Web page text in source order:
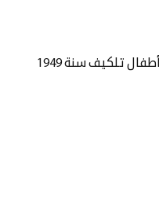
تلكيف سنة 1949